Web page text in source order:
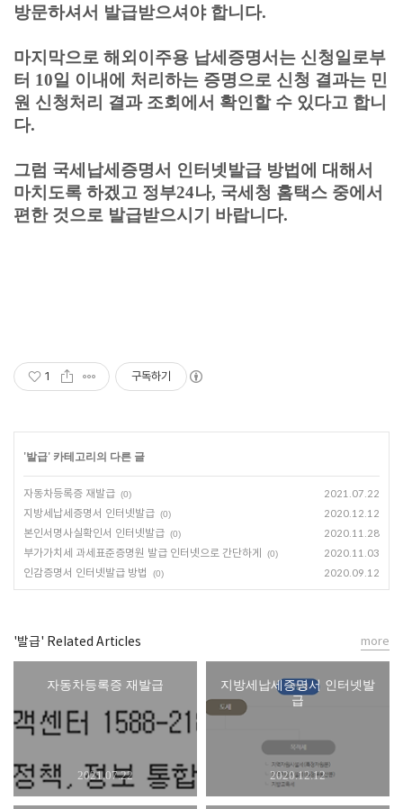
방문하셔서 발급받으셔야 합니다.
마지막으로 해외이주용 납세증명서 는 신청일로부
터 10일 이내에 처리하는 증명으로 신청 결과는 민
원 신청처리 결과 조회에서 확인할 수 있다고 합니
다.
그럼 국세납세증명서 인터넷발급 방법에 대해서
마치도록 하겠고 정부24나, 국세청 홈택스 중에서
편한 것으로 발급받으시기 바랍니다.
1 구독하기
'발급' 카테고리의 다른 글
자동차등록증 재발급 (0) 2021.07.22
지방세납세증명서 인터넷발급 (0) 2020.12.12
본인서명사실확인서 인터넷발급 (0) 2020.11.28
부가가치세 과세표준증명원 발급 인터넷으로 간단하게 (0) 2020.11.03
인감증명서 인터넷발급 방법 (0) 2020.09.12
'발급' Related Articles
자동차등록증 재발급
2021.07.22
지방세납세증명서 인터넷발
급
2020.12.12
more